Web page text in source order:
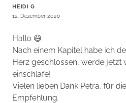
HEIDI G
12. Dezember 2020
Hallo 😄
Nach einem Kapitel habe ich
Herz geschlossen, werde jetzt
einschlafe!
Vielen lieben Dank Petra, für
Empfehlung.